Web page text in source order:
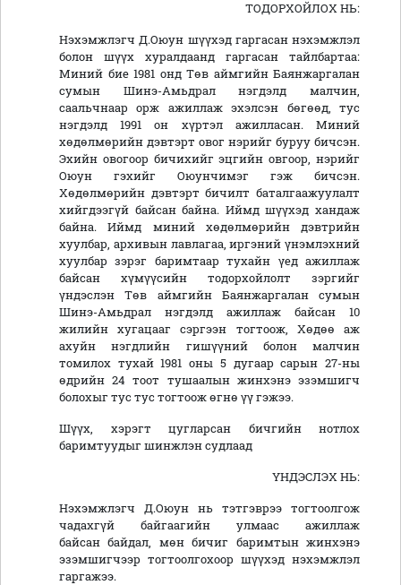
ТОДОРХОЙЛОХ НЬ:
Нэхэмжлэгч Д.Оюун шүүхэд гаргасан нэхэмжлэл
болон шүүх хуралдаанд гаргасан тайлбартаа:
Миний бие 1981 онд Төв аймгийн Баянжаргалан
сумын Шинэ-Амьдрал нэгдэлд малчин,
саальчнаар орж ажиллаж эхэлсэн бөгөөд, тус
нэгдэлд 1991 он хүртэл ажилласан. Миний
хөдөлмөрийн дэвтэрт овог нэрийг буруу бичсэн.
Эхийн овогоор бичихийг эцгийн овгоор, нэрийг
Оюун гэхийг Оюунчимэг гэж бичсэн.
Хөдөлмөрийн дэвтэрт бичилт баталгаажуулалт
хийгдээгүй байсан байна. Иймд шүүхэд хандаж
байна. Иймд миний хөдөлмөрийн дэвтрийн
хуулбар, архивын лавлагаа, иргэний үнэмлэхний
хуулбар зэрэг баримтаар тухайн үед ажиллаж
байсан хүмүүсийн тодорхойлолт зэргийг
үндэслэн Төв аймгийн Баянжаргалан сумын
Шинэ-Амьдрал нэгдэлд ажиллаж байсан 10
жилийн хугацааг сэргээн тогтоож, Хөдөө аж
ахуйн нэгдлийн гишүүний болон малчин
томилох тухай 1981 оны 5 дугаар сарын 27-ны
өдрийн 24 тоот тушаалын жинхэнэ эзэмшигч
болохыг тус тус тогтоож өгнө үү гэжээ.
Шүүх, хэрэгт цугларсан бичгийн нотлох
баримтуудыг шинжлэн судлаад
ҮНДЭСЛЭХ НЬ:
Нэхэмжлэгч Д.Оюун нь тэтгэврээ тогтоолгож
чадахгүй байгаагийн улмаас ажиллаж
байсан байдал, мөн бичиг баримтын жинхэнэ
эзэмшигчээр тогтоолгохоор шүүхэд нэхэмжлэл
гаргажээ.